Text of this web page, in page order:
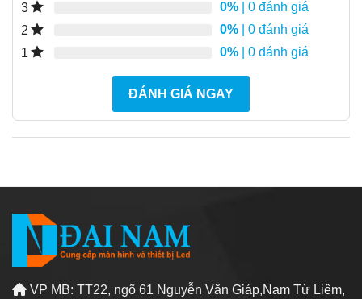
3
0% | 0 đánh giá
2
0% | 0 đánh giá
1
0% | 0 đánh giá
ĐÁNH GIÁ NGAY
VP MB: TT22, ngõ 61 Nguyễn Văn Giáp,Nam Từ Liêm,